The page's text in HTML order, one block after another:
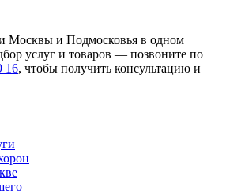
Москвы и Подмосковья в одном
услуг и товаров — позвоните по
16, чтобы получить консультацию и